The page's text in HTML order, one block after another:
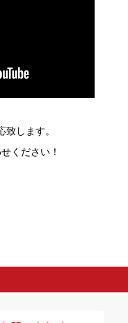
します。
ください！